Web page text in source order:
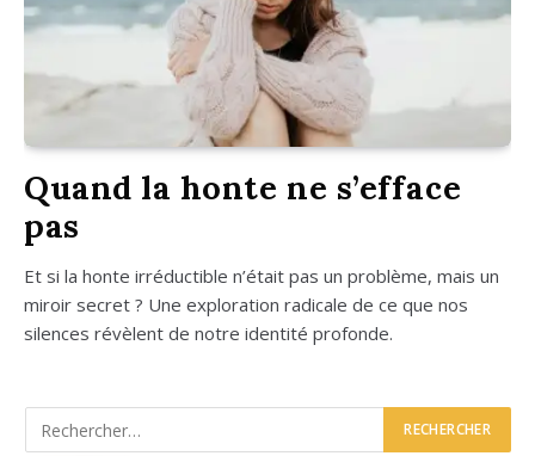
Quand la honte ne s’efface
pas
Et si la honte irré­duc­tible n’était pas un pro­blème, mais un
miroir secret ? Une explo­ra­tion radi­cale de ce que nos
silences révèlent de notre iden­ti­té pro­fonde.